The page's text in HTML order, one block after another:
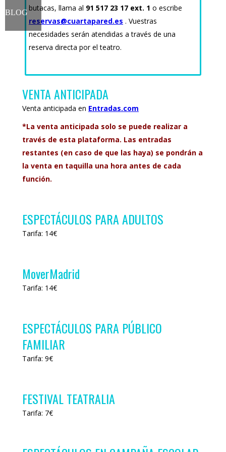
BLOG butacas, llama al 91 517 23 17 ext. 1 o escribe
reservas@cuartapared.es . Vuestras
necesidades serán atendidas a través de una
reserva directa por el teatro.
VENTA ANTICIPADA
Venta anticipada en Entradas.com
*La venta anticipada solo se puede realizar a
través de esta plataforma. Las entradas
restantes (en caso de que las haya) se pondrán a
la venta en taquilla una hora antes de cada
función.
ESPECTÁCULOS PARA ADULTOS
Tarifa: 14€
MoverMadrid
Tarifa: 14€
ESPECTÁCULOS PARA PÚBLICO
FAMILIAR
Tarifa: 9€
FESTIVAL TEATRALIA
Tarifa: 7€